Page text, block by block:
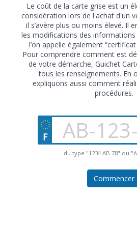
Le coût de la carte grise est un
considération lors de l'achat d'un
il s’avère plus ou moins élevé. Il
les modifications des
l’on appelle également
Pour comprendre comment est
de votre démarche, Guichet
tous les renseignements. En
expliquons aussi comment
procédures.
du type "1234 AB 78" ou
Commencer